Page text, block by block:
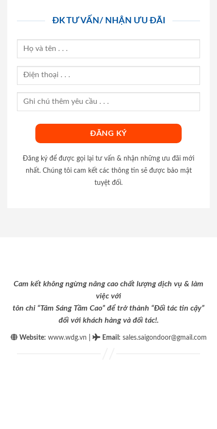
ĐK TƯ VẤN/ NHẬN ƯU ĐÃI
Đăng ký để được gọi lại tư vấn & nhận những ưu đãi mới
nhất. Chúng tôi cam kết các thông tin sẽ được bảo mật
tuyệt đối.
Cam kết không ngừng nâng cao chất lượng dịch vụ & làm
việc với
tôn chỉ “Tâm Sáng Tầm Cao” để trở thành “Đối tác tin cậy”
đối với khách hàng và đối tác!.
Website: www.wdg.vn Email : sales.saigondoor@gmail.com